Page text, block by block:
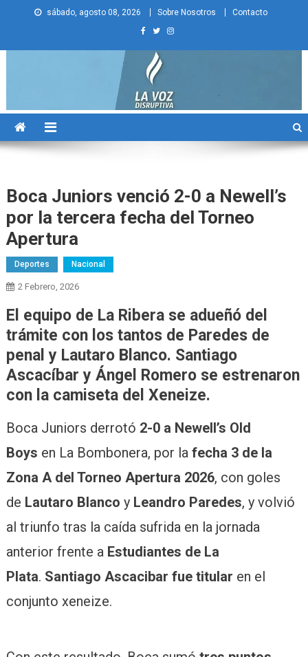
sábado, agosto 08, 2026 Sobre Nosotros Contacto
La Voz Disruptiva
Boca Juniors venció 2-0 a Newell’s
por la tercera fecha del Torneo
Apertura
Deportes Nacional
2 Febrero, 2026
El equipo de La Ribera se adueñó del
trámite con los tantos de Paredes de
penal y Lautaro Blanco. Santiago
Ascacíbar y Ángel Romero se estrenaron
con la camiseta del Xeneize.
Boca Juniors derrotó 2-0 a Newell’s Old
Boys en La Bombonera, por la fecha 3 de la
Zona A del Torneo Apertura 2026, con goles
de Lautaro Blanco y Leandro Paredes, y volvió
al triunfo tras la caída sufrida en la jornada
anterior frente a Estudiantes de La
Plata. Santiago Ascacibar fue titular en el
conjunto xeneize.